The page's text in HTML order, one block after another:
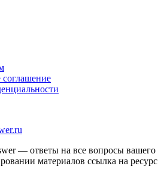
соглашение
— ответы на все вопросы вашего
материалов ссылка на ресурс